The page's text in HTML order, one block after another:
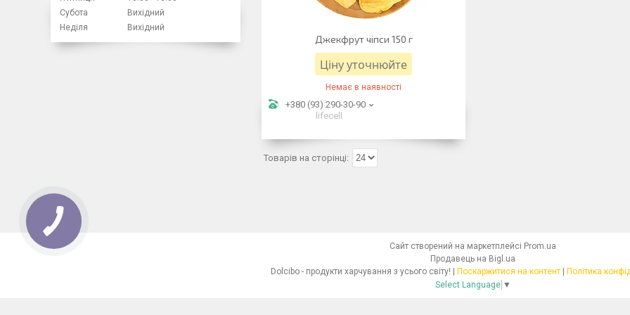
Джекфрут чіпси 150 г
Ціну уточнюйте
Немає в наявності
+380 (93) 290-30-90
lifecell
Субота
Вихідний
Неділя
Вихідний
Сайт створений на маркетплейсі Prom.ua
Продавець на Bigl.ua
Поскаржитися на контент
Політика
Select Language ▼